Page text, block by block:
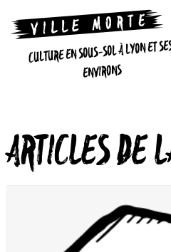
CULTURE EN SOUS-SOL À LYON ET
ENVIRONS
ARTICLES DE